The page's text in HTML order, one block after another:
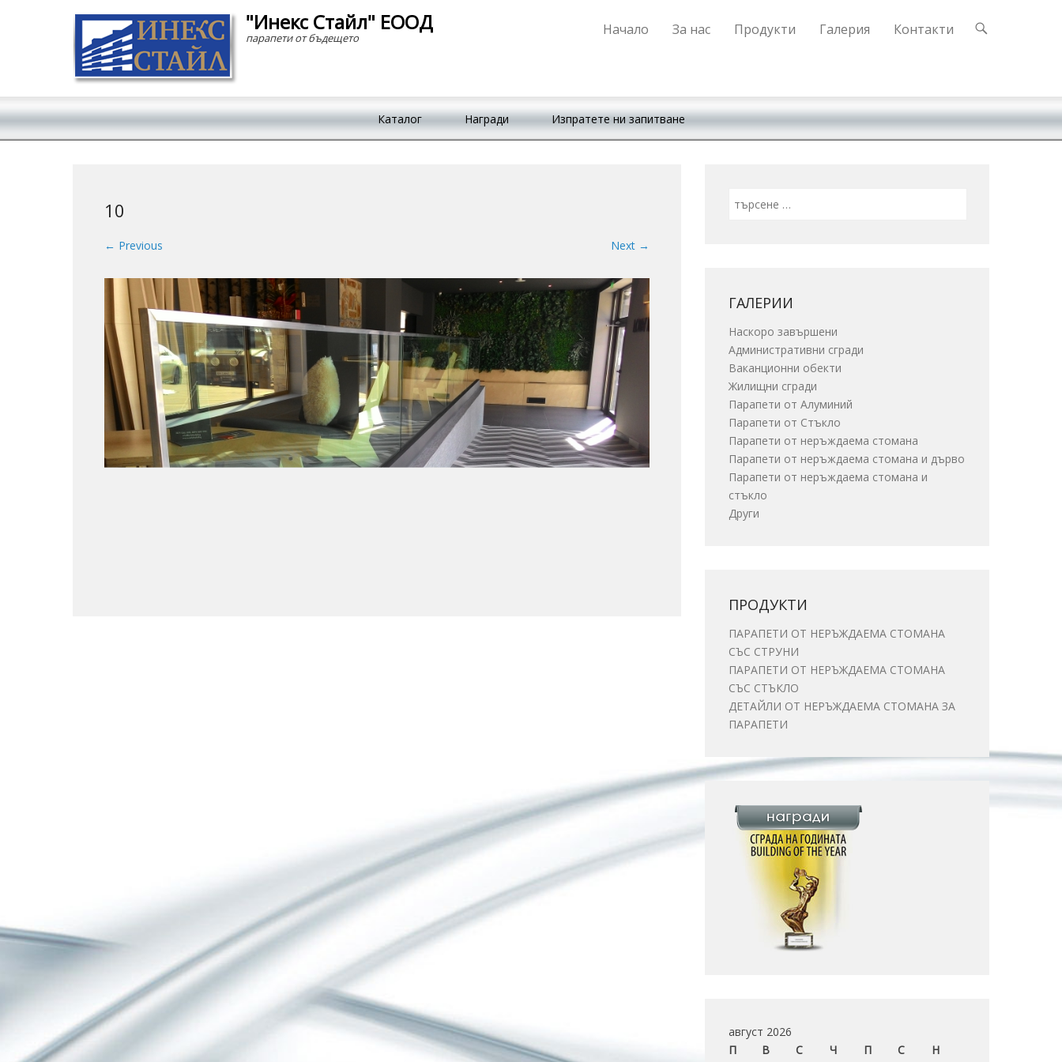
"Инекс Стайл" ЕООД
парапети от бъдещето
Primary Menu
Skip to content
Начало За нас Продукти Галерия Контакти
Каталог
Награди Изпратете ни запитване
10
← Previous Next →
ГАЛЕРИИ
Наскоро завършени
Административни сгради
Ваканционни обекти
Жилищни сгради
Парапети от Алуминий
Парапети от Стъкло
Парапети от неръждаема стомана
Парапети от неръждаема стомана и дърво
Парапети от неръждаема стомана и
стъкло
Други
ПРОДУКТИ
ПАРАПЕТИ ОТ НЕРЪЖДАЕМА СТОМАНА
СЪС СТРУНИ
ПАРАПЕТИ ОТ НЕРЪЖДАЕМА СТОМАНА
СЪС СТЪКЛО
ДЕТАЙЛИ ОТ НЕРЪЖДАЕМА СТОМАНА ЗА
ПАРАПЕТИ
август 2026
П
В С Ч П С
Н